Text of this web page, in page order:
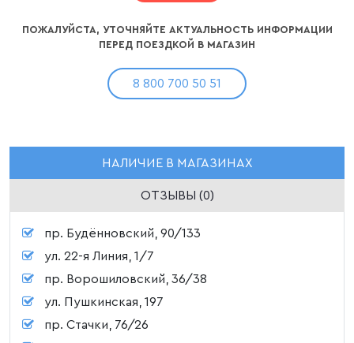
ПОЖАЛУЙСТА, УТОЧНЯЙТЕ АКТУАЛЬНОСТЬ ИНФОРМАЦИИ
ПЕРЕД ПОЕЗДКОЙ В МАГАЗИН
8 800 700 50 51
НАЛИЧИЕ В МАГАЗИНАХ
ОТЗЫВЫ (0)
пр. Будённовский, 90/133
ул. 22-я Линия, 1/7
пр. Ворошиловский, 36/38
ул. Пушкинская, 197
пр. Стачки, 76/26